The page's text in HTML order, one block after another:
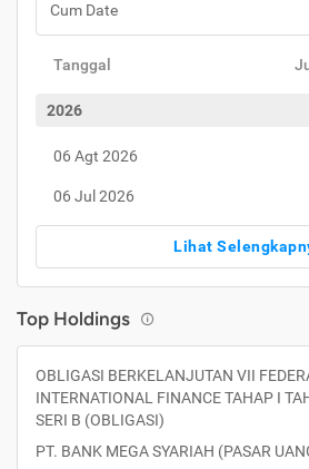
Cum Date
Tanggal
2026
06 Agt 2026
06 Jul 2026
Lihat
Top Holdings
OBLIGASI BERKELANJUTAN VII
INTERNATIONAL FINANCE TAHAP I
SERI B (OBLIGASI)
PT. BANK MEGA SYARIAH (PASAR